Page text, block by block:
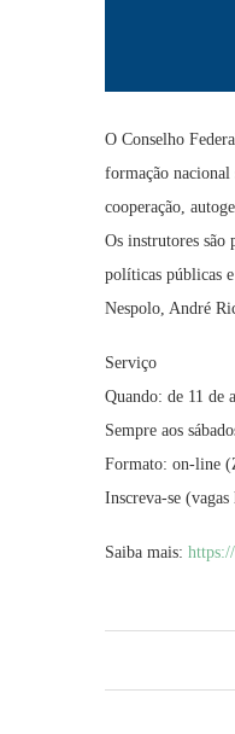
O Conselho
formação nacional
cooperação,
Os instrutores são
políticas públicas
Nespolo, André
Serviço
Quando: de 11 de
Sempre aos
Formato: on-line
Inscreva-se
Saiba mais: